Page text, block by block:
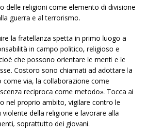
delle religioni come elemento di divisione
guerra e al terrorismo.
la fratellanza spetta in primo luogo a
in campo politico, religioso e
che possono orientare le menti e le
Costoro sono chiamati ad adottare la
come via, la collaborazione come
reciproca come metodo». Tocca ai
nel proprio ambito, vigilare contro le
della religione e lavorare alla
soprattutto dei giovani.